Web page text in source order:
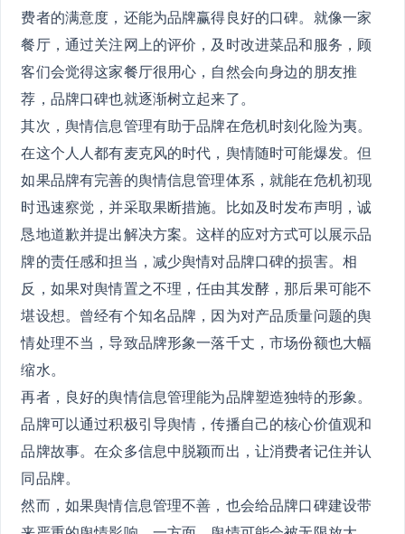
费者的满意度，还能为品牌赢得良好的口碑。就像一家
餐厅，通过关注网上的评价，及时改进菜品和服务，顾
客们会觉得这家餐厅很用心，自然会向身边的朋友推
荐，品牌口碑也就逐渐树立起来了。
其次，舆情信息管理有助于品牌在危机时刻化险为夷。
在这个人人都有麦克风的时代，舆情随时可能爆发。但
如果品牌有完善的舆情信息管理体系，就能在危机初现
时迅速察觉，并采取果断措施。比如及时发布声明，诚
恳地道歉并提出解决方案。这样的应对方式可以展示品
牌的责任感和担当，减少舆情对品牌口碑的损害。相
反，如果对舆情置之不理，任由其发酵，那后果可能不
堪设想。曾经有个知名品牌，因为对产品质量问题的舆
情处理不当，导致品牌形象一落千丈，市场份额也大幅
缩水。
再者，良好的舆情信息管理能为品牌塑造独特的形象。
品牌可以通过积极引导舆情，传播自己的核心价值观和
品牌故事。在众多信息中脱颖而出，让消费者记住并认
同品牌。
然而，如果舆情信息管理不善，也会给品牌口碑建设带